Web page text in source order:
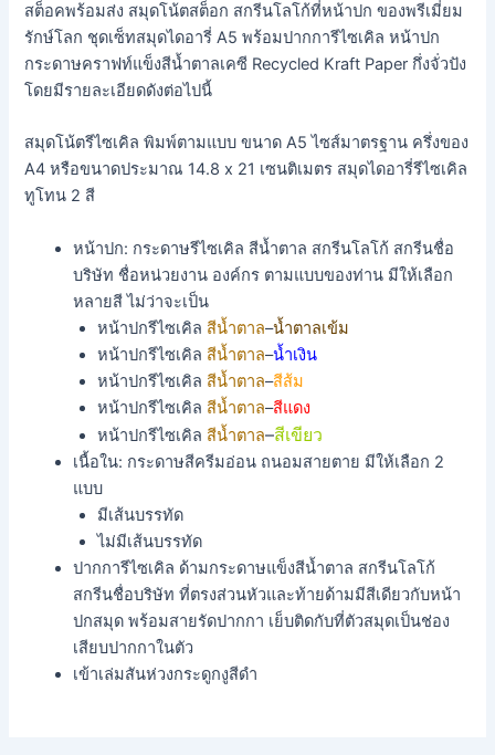
สต็อคพร้อมส่ง สมุดโน้ตสต็อก สกรีนโลโก้ที่หน้าปก ของพรีเมี่ยม
รักษ์โลก ชุดเซ็ทสมุดไดอารี่ A5 พร้อมปากการีไซเคิล หน้าปก
กระดาษคราฟท์แข็งสีน้ำตาลเคซี Recycled Kraft Paper กึ่งจั่วปัง
โดยมีรายละเอียดดังต่อไปนี้
สมุดโน้ตรีไซเคิล พิมพ์ตามแบบ ขนาด A5 ไซส์มาตรฐาน ครึ่งของ
A4 หรือขนาดประมาณ 14.8 x 21 เซนติเมตร สมุดไดอารี่รีไซเคิล
ทูโทน 2 สี
หน้าปก: กระดาษรีไซเคิล สีน้ำตาล สกรีนโลโก้ สกรีนชื่อ
บริษัท ชื่อหน่วยงาน องค์กร ตามแบบของท่าน มีให้เลือก
หลายสี ไม่ว่าจะเป็น
หน้าปกรีไซเคิล สีน้ำตาล–น้ำตาลเข้ม
หน้าปกรีไซเคิล สีน้ำตาล–น้ำเงิน
หน้าปกรีไซเคิล สีน้ำตาล–สีส้ม
หน้าปกรีไซเคิล สีน้ำตาล–สีแดง
หน้าปกรีไซเคิล สีน้ำตาล–สีเขียว
เนื้อใน: กระดาษสีครีมอ่อน ถนอมสายตาย มีให้เลือก 2
แบบ
มีเส้นบรรทัด
ไม่มีเส้นบรรทัด
ปากการีไซเคิล ด้ามกระดาษแข็งสีน้ำตาล สกรีนโลโก้
สกรีนชื่อบริษัท ที่ตรงส่วนหัวและท้ายด้ามมีสีเดียวกับหน้า
ปกสมุด พร้อมสายรัดปากกา เย็บติดกับที่ตัวสมุดเป็นช่อง
เสียบปากกาในตัว
เข้าเล่มสันห่วงกระดูกงูสีดำ